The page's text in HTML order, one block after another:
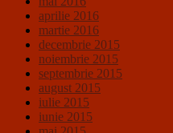
aprilie 2016
martie 2016
decembrie 2015
noiembrie 2015
septembrie 2015
august 2015
iulie 2015
iunie 2015